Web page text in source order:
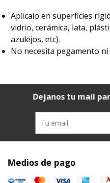
Aplicalo en superficies
vidrio, cerámica, lata,
azulejos, etc).
No necesita pegamento ni
Dejanos tu mail
Medios de pago